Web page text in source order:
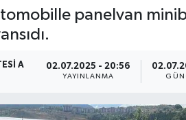
panelvan
A 02.07.2025 - 20:56
YAYINLANMA